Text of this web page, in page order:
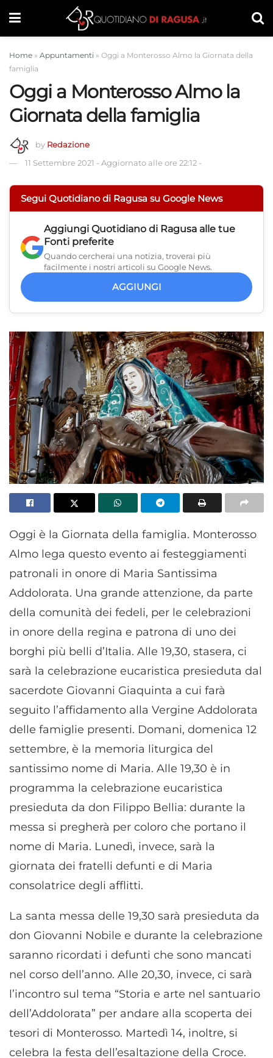
Home » Appuntamenti » Oggi a Monterosso Almo la Giornata della
famiglia
Oggi a Monterosso Almo la
Giornata della famiglia
by Redazione
11 Settembre 2021 - Aggiornato alle ore 22:12 -
Segui Quotidiano di Ragusa su Google News
Aggiungi Quotidiano di Ragusa alle tue
Fonti preferite
Quando cercherai una notizia, troverai più
facilmente i nostri articoli su Google News.
AGGIUNGI
Oggi è la Giornata della famiglia. Monterosso
Almo lega questo evento ai festeggiamenti
patronali in onore di Maria Santissima
Addolorata. Una grande attenzione, da parte
della comunità dei fedeli, per le celebrazioni
in onore della regina e patrona di uno dei
borghi più belli d’Italia. Alle 19,30, stasera, ci
sarà la celebrazione eucaristica presieduta dal
sacerdote Giovanni Giaquinta a cui farà
seguito l’affidamento alla Vergine Addolorata
delle famiglie presenti. Domani, domenica 12
settembre, è la memoria liturgica del
santissimo nome di Maria. Alle 19,30 è in
programma la celebrazione eucaristica
presieduta da don Filippo Bellia: durante la
messa si pregherà per coloro che portano il
nome di Maria. Lunedì, invece, sarà la
giornata dei fratelli defunti e di Maria
consolatrice degli afflitti.
La santa messa delle 19,30 sarà presieduta da
don Giovanni Nobile e durante la celebrazione
saranno ricordati i defunti che sono mancati
nel corso dell’anno. Alle 20,30, invece, ci sarà
l’incontro sul tema “Storia e arte nel santuario
dell’Addolorata” per andare alla scoperta dei
tesori di Monterosso. Martedì 14, inoltre, si
celebra la festa dell’esaltazione della Croce.